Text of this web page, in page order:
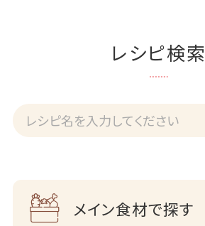
レシピ検索
メイン食材で探す